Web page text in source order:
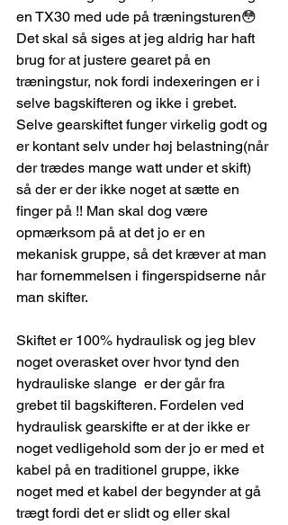
en TX30 med ude på træningsturen😳
Det skal så siges at jeg aldrig har haft
brug for at justere gearet på en
træningstur, nok fordi indexeringen er i
selve bagskifteren og ikke i grebet.
Selve gearskiftet funger virkelig godt og
er kontant selv under høj belastning(når
der trædes mange watt under et skift)
så der er der ikke noget at sætte en
finger på !! Man skal dog være
opmærksom på at det jo er en
mekanisk gruppe, så det kræver at man
har fornemmelsen i fingerspidserne når
man skifter.
Skiftet er 100% hydraulisk og jeg blev
noget overasket over hvor tynd den
hydrauliske slange  er der går fra
grebet til bagskifteren. Fordelen ved
hydraulisk gearskifte er at der ikke er
noget vedligehold som der jo er med et
kabel på en traditionel gruppe, ikke
noget med et kabel der begynder at gå
trægt fordi det er slidt og eller skal